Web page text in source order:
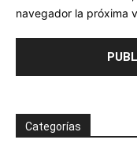
navegador la próxima
Categorías